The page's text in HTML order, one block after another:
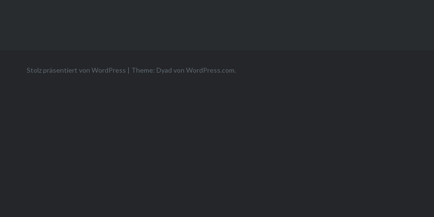
Stolz präsentiert von WordPress | Theme: Dyad von WordPress.com.